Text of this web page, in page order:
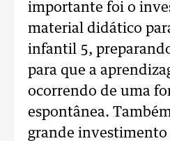
importante foi o
material didático
infantil 5,
para que a
ocorrendo de uma
espontânea.
grande investimento